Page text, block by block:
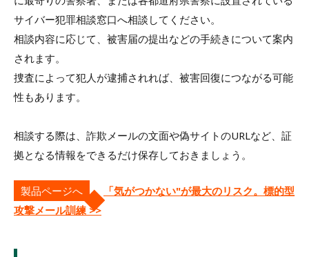
サイバー犯罪相談窓口へ相談してください。
相談内容に応じて、被害届の提出などの手続きについて案内
されます。
捜査によって犯人が逮捕されれば、被害回復につながる可能
性もあります。
相談する際は、詐欺メールの文面や偽サイトのURLなど、証
拠となる情報をできるだけ保存しておきましょう。
製品ページへ
「気がつかない"が最大のリスク。標的型
攻撃メール訓練 >>